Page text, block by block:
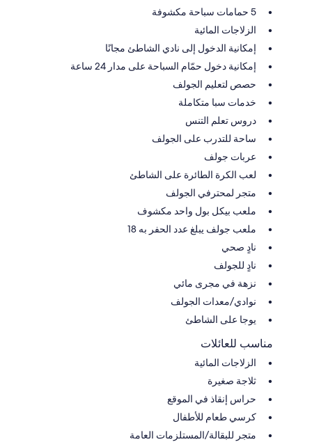
5 حمامات سباحة مكشوفة
الزلاجات المائية
إمكانية الدخول إلى نادي الشاطئ مجانًا
إمكانية دخول حمّام السباحة على مدار 24 ساعة
حصص لتعليم الجولف
خدمات سبا متكاملة
دروس تعلم التنس
ساحة للتدرب على الجولف
عربات جولف
لعب الكرة الطائرة على الشاطئ
متجر لمحترفي الجولف
ملعب بيكل بول واحد مكشوف
ملعب جولف يبلغ عدد الحفر به 18
نادٍ صحي
نادٍ للجولف
نزهة في مجرى مائي
نوادي/معدات الجولف
يوجا على الشاطئ
مناسب للعائلات
الزلاجات المائية
ثلاجة صغيرة
حراس إنقاذ في الموقع
كرسي طعام للأطفال
متجر للبقالة/المستلزمات العامة